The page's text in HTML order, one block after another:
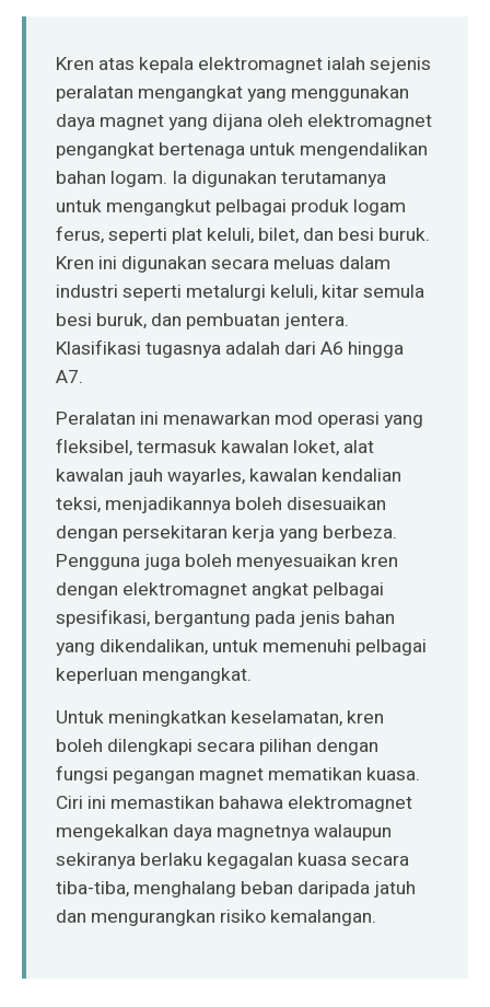
Kren atas kepala elektromagnet ialah sejenis
peralatan mengangkat yang menggunakan
daya magnet yang dijana oleh elektromagnet
pengangkat bertenaga untuk mengendalikan
bahan logam. Ia digunakan terutamanya
untuk mengangkut pelbagai produk logam
ferus, seperti plat keluli, bilet, dan besi buruk.
Kren ini digunakan secara meluas dalam
industri seperti metalurgi keluli, kitar semula
besi buruk, dan pembuatan jentera.
Klasifikasi tugasnya adalah dari A6 hingga
A7.
Peralatan ini menawarkan mod operasi yang
fleksibel, termasuk kawalan loket, alat
kawalan jauh wayarles, kawalan kendalian
teksi, menjadikannya boleh disesuaikan
dengan persekitaran kerja yang berbeza.
Pengguna juga boleh menyesuaikan kren
dengan elektromagnet angkat pelbagai
spesifikasi, bergantung pada jenis bahan
yang dikendalikan, untuk memenuhi pelbagai
keperluan mengangkat.
Untuk meningkatkan keselamatan, kren
boleh dilengkapi secara pilihan dengan
fungsi pegangan magnet mematikan kuasa.
Ciri ini memastikan bahawa elektromagnet
mengekalkan daya magnetnya walaupun
sekiranya berlaku kegagalan kuasa secara
tiba-tiba, menghalang beban daripada jatuh
dan mengurangkan risiko kemalangan.